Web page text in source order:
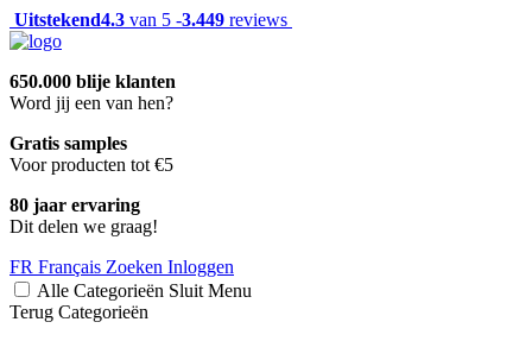
Uitstekend4.3 van 5 -3.449 reviews
650.000 blije klanten
Word jij een van hen?
Gratis samples
Voor producten tot €5
80 jaar ervaring
Dit delen we graag!
FR Français Zoeken Inloggen
Alle Categorieën Sluit Menu
Terug Categorieën